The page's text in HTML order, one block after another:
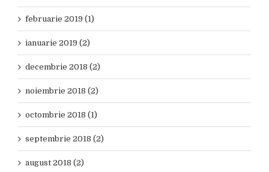
februarie 2019 (1)
ianuarie 2019 (2)
decembrie 2018 (2)
noiembrie 2018 (2)
octombrie 2018 (1)
septembrie 2018 (2)
august 2018 (2)